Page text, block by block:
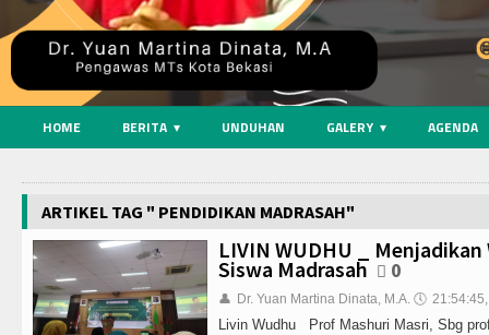
HOME BERITA UNDUHAN GALERY AGENDA
ARTIKEL TAG " PENDIDIKAN MADRASAH"
LIVIN WUDHU _
Siswa Madrasah 0
👤 Dr. Yuan Martina Dinata, M.A. 🕔
Livin Wudhu Prof Mashuri Masri, Sbg